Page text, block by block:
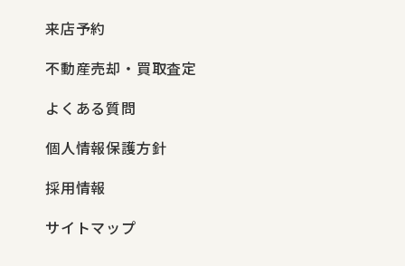
来店予約
不動産売却・買取査定
よくある質問
個人情報保護方針
採用情報
サイトマップ